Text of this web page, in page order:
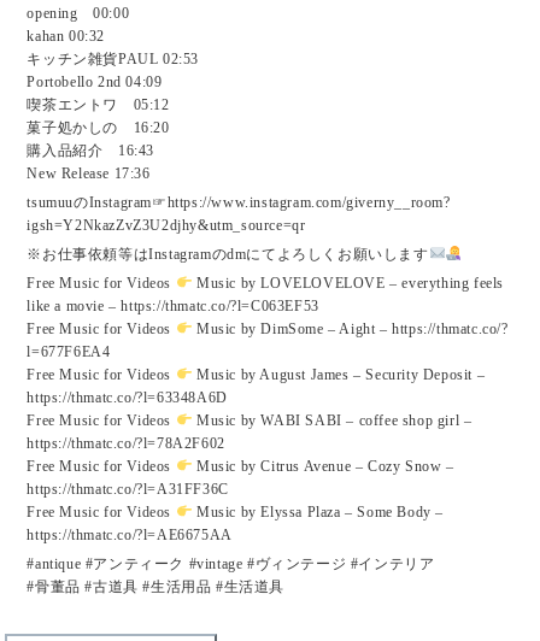
opening 00:00
kahan 00:32
キッチン雑貨PAUL 02:53
Portobello 2nd 04:09
喫茶エントワ 05:12
菓子処かしの 16:20
購入品紹介 16:43
New Release 17:36
tsumuuのInstagram☞https://www.instagram.com/giverny__room?
igsh=Y2NkazZvZ3U2djhy&utm_source=qr
※お仕事依頼等はInstagramのdmにてよろしくお願いします
Free Music for Videos
Music by LOVELOVELOVE – everything feels
like a movie – https://thmatc.co/?l=C063EF53
Free Music for Videos
Music by DimSome – Aight – https://thmatc.co/?
l=677F6EA4
Free Music for Videos
Music by August James – Security Deposit –
https://thmatc.co/?l=63348A6D
Free Music for Videos
Music by WABI SABI – coffee shop girl –
https://thmatc.co/?l=78A2F602
Free Music for Videos
Music by Citrus Avenue – Cozy Snow –
https://thmatc.co/?l=A31FF36C
Free Music for Videos
Music by Elyssa Plaza – Some Body –
https://thmatc.co/?l=AE6675AA
#antique #アンティーク #vintage #ヴィンテージ #インテリア
#骨董品 #古道具 #生活用品 #生活道具